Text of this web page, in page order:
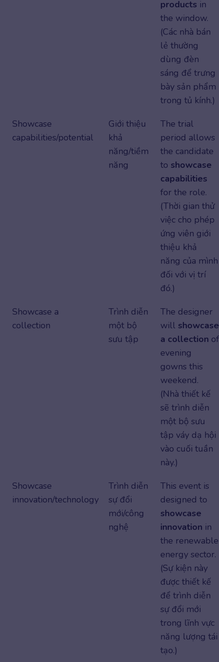
products in
the window.
(Các nhà bán
lẻ thường
dùng đèn
sáng để trưng
bày sản phẩm
trong tủ kính.)
Showcase
capabilities/potential
Giới thiệu
khả
năng/tiềm
năng
The trial
period allows
the candidate
to showcase
capabilities
for the role.
(Thời gian thử
việc cho phép
ứng viên giới
thiệu khả
năng của mình
đối với vị trí
đó.)
Showcase a
collection
Trình diễn
một bộ
sưu tập
The designer
will showcase
a collection of
evening
gowns this
weekend.
(Nhà thiết kế
sẽ trình diễn
một bộ sưu
tập váy dạ hội
vào cuối tuần
này.)
Showcase
innovation/technology
Trình diễn
sự đổi
mới/công
nghệ
This event is
designed to
showcase
innovation in
the renewable
energy sector.
(Sự kiện này
được thiết kế
để trình diễn
sự đổi mới
trong lĩnh vực
năng lượng tái
tạo.)